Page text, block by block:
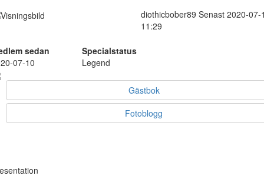
diothicbober89 Senast 2020-07-
11:29
sedan
Specialstatus
07-10
Legend
Gästbok
Fotoblogg